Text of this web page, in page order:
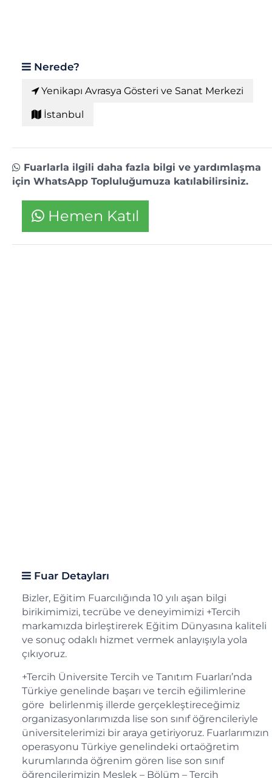
Nerede?
Yenikapı Avrasya Gösteri ve Sanat Merkezi
İstanbul
Fuarlarla ilgili daha fazla bilgi ve yardımlaşma
için WhatsApp Topluluğumuza katılabilirsiniz.
Hemen Katıl
Fuar Detayları
Bizler, Eğitim Fuarcılığında 10 yılı aşan bilgi
birikimimizi, tecrübe ve deneyimimizi +Tercih
markamızda birleştirerek Eğitim Dünyasına kaliteli
ve sonuç odaklı hizmet vermek anlayışıyla yola
çıkıyoruz.
+Tercih Üniversite Tercih ve Tanıtım Fuarları’nda
Türkiye genelinde başarı ve tercih eğilimlerine
göre belirlenmiş illerde gerçekleştireceğimiz
organizasyonlarımızda lise son sınıf öğrencileriyle
üniversitelerimizi bir araya getiriyoruz. Fuarlarımızın
operasyonu Türkiye genelindeki ortaöğretim
kurumlarında öğrenim gören lise son sınıf
öğrencilerimizin Meslek – Bölüm – Tercih